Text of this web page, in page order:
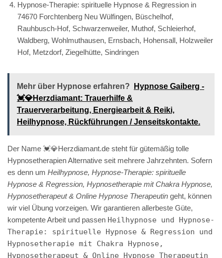
Hypnose-Therapie: spirituelle Hypnose & Regression in
74670 Forchtenberg Neu Wülfingen, Büschelhof,
Rauhbusch-Hof, Schwarzenweiler, Muthof, Schleierhof,
Waldberg, Wohlmuthausen, Ernsbach, Hohensall, Holzweiler
Hof, Metzdorf, Ziegelhütte, Sindringen
Mehr über Hypnose erfahren?
Hypnose Gaiberg -
💓️💎Herzdiamant: Trauerhilfe &
Trauerverarbeitung, Energiearbeit & Reiki,
Heilhypnose, Rückführungen / Jenseitskontakte.
Der Name 💓️💎Herzdiamant.de steht für gütemäßig tolle
Hypnosetherapien Alternative seit mehrere Jahrzehnten. Sofern
es denn um Heilhypnose, Hypnose-Therapie: spirituelle
Hypnose & Regression, Hypnosetherapie mit Chakra Hypnose,
Hypnosetherapeut & Online Hypnose Therapeutin geht, können
wir viel Übung vorzeigen. Wir garantieren allerbeste Güte,
kompetente Arbeit und passen Heilhypnose und Hypnose-
Therapie: spirituelle Hypnose & Regression und
Hypnosetherapie mit Chakra Hypnose,
Hypnosetherapeut & Online Hypnose Therapeutin